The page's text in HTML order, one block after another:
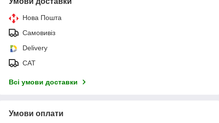
Нова Пошта
Самовивіз
Delivery
САТ
Всі умови доставки
Умови оплати